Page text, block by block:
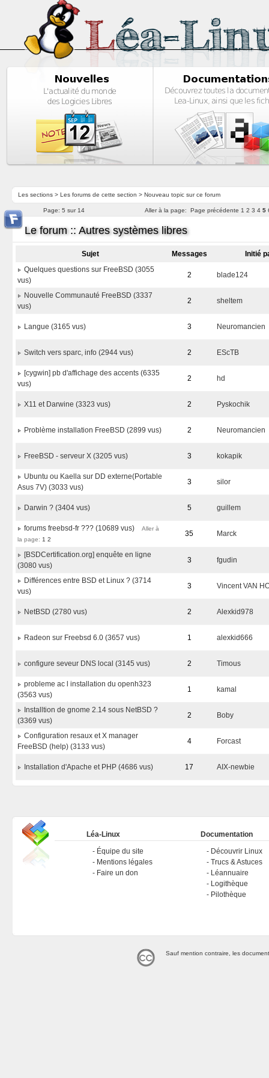
Les sections> Les forums de cette section > Nouveau topic sur ce forum
Aller à la page: Page précédente 1 2 3 4 5
Page: 5 sur 14
Le forum :: Autres systèmes libres
Sujet Messages
Initié
Quelques questions sur FreeBSD (3055
vus)
2 blade124
Nouvelle Communauté FreeBSD (3337
vus)
2 sheltem
Langue (3165 vus) 3 Neuromancien
Switch vers sparc, info (2944 vus) 2 EScTB
[cygwin] pb d'affichage des accents (6335
vus)
2 hd
X11 et Darwine (3323 vus) 2 Pyskochik
Problème installation FreeBSD (2899 vus) 2 Neuromancien
FreeBSD - serveur X (3205 vus) 3 kokapik
Ubuntu ou Kaella sur DD externe(Portable
Asus 7V) (3033 vus)
3 silor
Darwin ? (3404 vus) 5 guillem
forums freebsd-fr ??? (10689 vus)
Aller à
la page: 1 2
35 Marck
[BSDCertification.org] enquête en ligne
(3080 vus)
3 fgudin
Différences entre BSD et Linux ? (3714
vus)
3 Vincent VAN
NetBSD (2780 vus) 2 Alexkid978
Radeon sur Freebsd 6.0 (3657 vus) 1 alexkid666
configure seveur DNS local (3145 vus) 2 Timous
probleme ac l installation du openh323
(3563 vus)
1 kamal
Installtion de gnome 2.14 sous NetBSD ?
(3369 vus)
2 Boby
Configuration resaux et X manager
FreeBSD (help) (3133 vus)
4 Forcast
Installation d'Apache et PHP (4686 vus) 17 AIX-newbie
Léa-Linux
Équipe du site
Mentions légales
Faire un don
Documentation
Découvrir Linux
Trucs & Astuces
Léannuaire
Logithèque
Pilothèque
Sauf mention contraire, les